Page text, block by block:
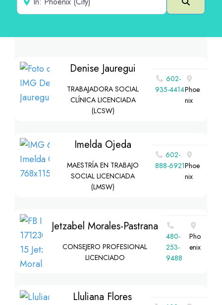
Denise Jauregui
TRABAJADORA SOCIAL
CLÍNICA LICENCIADA
(LCSW)
602-
935-4414Phoe
nix
Imelda Ojeda
MAESTRÍA EN TRABAJO
SOCIAL LICENCIADA
(LMSW)
602-
888-6921Phoe
nix
Jetzabel Morales-Pastrana
CONSEJERO PROFESIONAL
LICENCIADO
480-
253-
9488
Pho
enix
Lluliana Flores